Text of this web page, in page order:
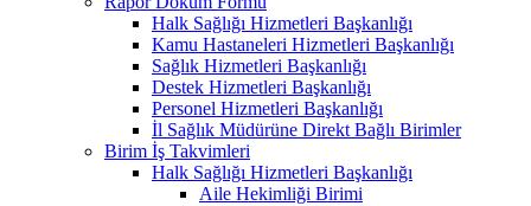
Halk Sağlığı Hizmetleri Başkanlığı
Kamu Hastaneleri Hizmetleri Başkanlığı
Sağlık Hizmetleri Başkanlığı
Destek Hizmetleri Başkanlığı
Personel Hizmetleri Başkanlığı
İl Sağlık Müdürüne Direkt Bağlı Birimler
Birim İş Takvimleri
Halk Sağlığı Hizmetleri Başkanlığı
Aile Hekimliği Birimi